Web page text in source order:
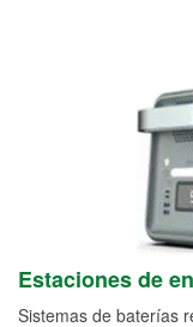
Estaciones de
Sistemas de baterías